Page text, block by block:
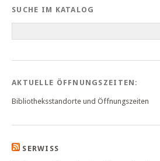
SUCHE IM KATALOG
AKTUELLE ÖFFNUNGSZEITEN:
Bibliotheksstandorte und Öffnungszeiten
SERWISS